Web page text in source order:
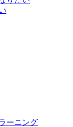
ーニング